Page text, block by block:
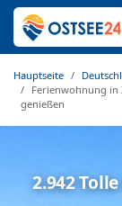
Hauptseite
Ferienwohnung in
genießen
2.942